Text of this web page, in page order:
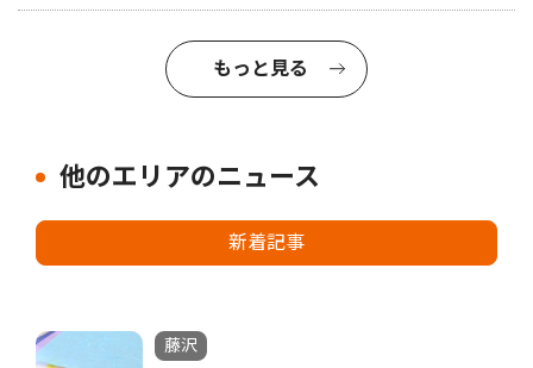
もっと見る
他のエリアのニュース
新着記事
藤沢